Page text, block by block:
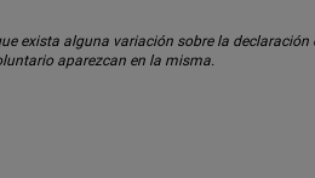
exista alguna variación sobre la
aparezcan en la misma.